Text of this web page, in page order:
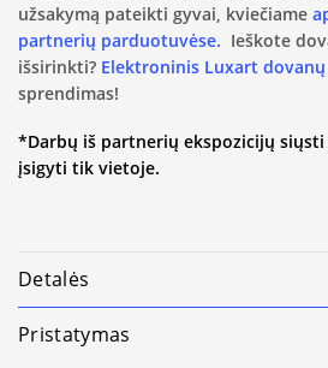
užsakymą pateikti gyvai, kviečiame
partnerių parduotuvėse. Ieškote
išsirinkti? Elektroninis Luxart
sprendimas!
*Darbų iš partnerių ekspozicijų siųsti
įsigyti tik vietoje.
Detalės
Pristatymas